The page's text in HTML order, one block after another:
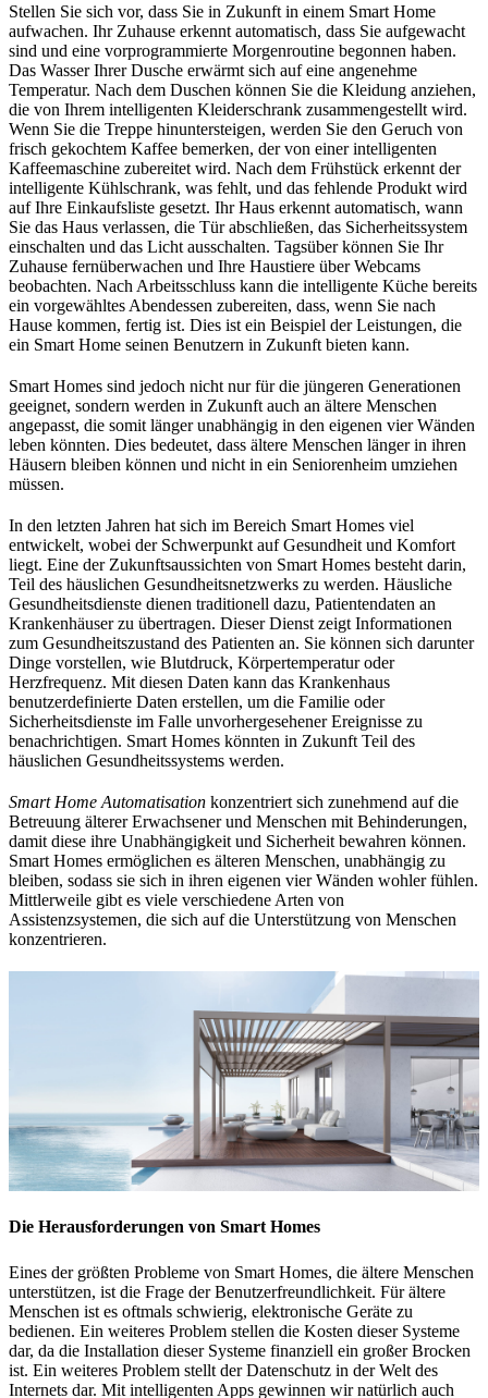
Stellen Sie sich vor, dass Sie in Zukunft in einem Smart Home
aufwachen. Ihr Zuhause erkennt automatisch, dass Sie aufgewacht
sind und eine vorprogrammierte Morgenroutine begonnen haben.
Das Wasser Ihrer Dusche erwärmt sich auf eine angenehme
Temperatur. Nach dem Duschen können Sie die Kleidung anziehen,
die von Ihrem intelligenten Kleiderschrank zusammengestellt wird.
Wenn Sie die Treppe hinuntersteigen, werden Sie den Geruch von
frisch gekochtem Kaffee bemerken, der von einer intelligenten
Kaffeemaschine zubereitet wird. Nach dem Frühstück erkennt der
intelligente Kühlschrank, was fehlt, und das fehlende Produkt wird
auf Ihre Einkaufsliste gesetzt. Ihr Haus erkennt automatisch, wann
Sie das Haus verlassen, die Tür abschließen, das Sicherheitssystem
einschalten und das Licht ausschalten. Tagsüber können Sie Ihr
Zuhause fernüberwachen und Ihre Haustiere über Webcams
beobachten. Nach Arbeitsschluss kann die intelligente Küche bereits
ein vorgewähltes Abendessen zubereiten, dass, wenn Sie nach
Hause kommen, fertig ist. Dies ist ein Beispiel der Leistungen, die
ein Smart Home seinen Benutzern in Zukunft bieten kann.
Smart Homes sind jedoch nicht nur für die jüngeren Generationen
geeignet, sondern werden in Zukunft auch an ältere Menschen
angepasst, die somit länger unabhängig in den eigenen vier Wänden
leben könnten. Dies bedeutet, dass ältere Menschen länger in ihren
Häusern bleiben können und nicht in ein Seniorenheim umziehen
müssen.
In den letzten Jahren hat sich im Bereich Smart Homes viel
entwickelt, wobei der Schwerpunkt auf Gesundheit und Komfort
liegt. Eine der Zukunftsaussichten von Smart Homes besteht darin,
Teil des häuslichen Gesundheitsnetzwerks zu werden. Häusliche
Gesundheitsdienste dienen traditionell dazu, Patientendaten an
Krankenhäuser zu übertragen. Dieser Dienst zeigt Informationen
zum Gesundheitszustand des Patienten an. Sie können sich darunter
Dinge vorstellen, wie Blutdruck, Körpertemperatur oder
Herzfrequenz. Mit diesen Daten kann das Krankenhaus
benutzerdefinierte Daten erstellen, um die Familie oder
Sicherheitsdienste im Falle unvorhergesehener Ereignisse zu
benachrichtigen. Smart Homes könnten in Zukunft Teil des
häuslichen Gesundheitssystems werden.
Smart Home Automatisation konzentriert sich zunehmend auf die
Betreuung älterer Erwachsener und Menschen mit Behinderungen,
damit diese ihre Unabhängigkeit und Sicherheit bewahren können.
Smart Homes ermöglichen es älteren Menschen, unabhängig zu
bleiben, sodass sie sich in ihren eigenen vier Wänden wohler fühlen.
Mittlerweile gibt es viele verschiedene Arten von
Assistenzsystemen, die sich auf die Unterstützung von Menschen
konzentrieren.
Die Herausforderungen von Smart Homes
Eines der größten Probleme von Smart Homes, die ältere Menschen
unterstützen, ist die Frage der Benutzerfreundlichkeit. Für ältere
Menschen ist es oftmals schwierig, elektronische Geräte zu
bedienen. Ein weiteres Problem stellen die Kosten dieser Systeme
dar, da die Installation dieser Systeme finanziell ein großer Brocken
ist. Ein weiteres Problem stellt der Datenschutz in der Welt des
Internets dar. Mit intelligenten Apps gewinnen wir natürlich auch